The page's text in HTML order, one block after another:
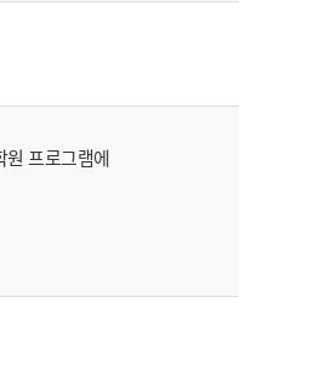
프로그램에